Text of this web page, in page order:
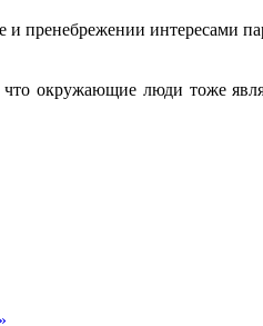
и пренебрежении интересами
что окружающие люди тоже